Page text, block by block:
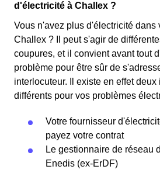
d'électricité à Challex ?
Vous n'avez plus d'électricité dans
Challex ? Il peut s'agir de
coupures, et il convient avant tout
problème pour être sûr de
interlocuteur. Il existe en effet
différents pour vos problèmes
Votre fournisseur
payez votre contrat
Le gestionnaire de réseau
Enedis (ex-ErDF)